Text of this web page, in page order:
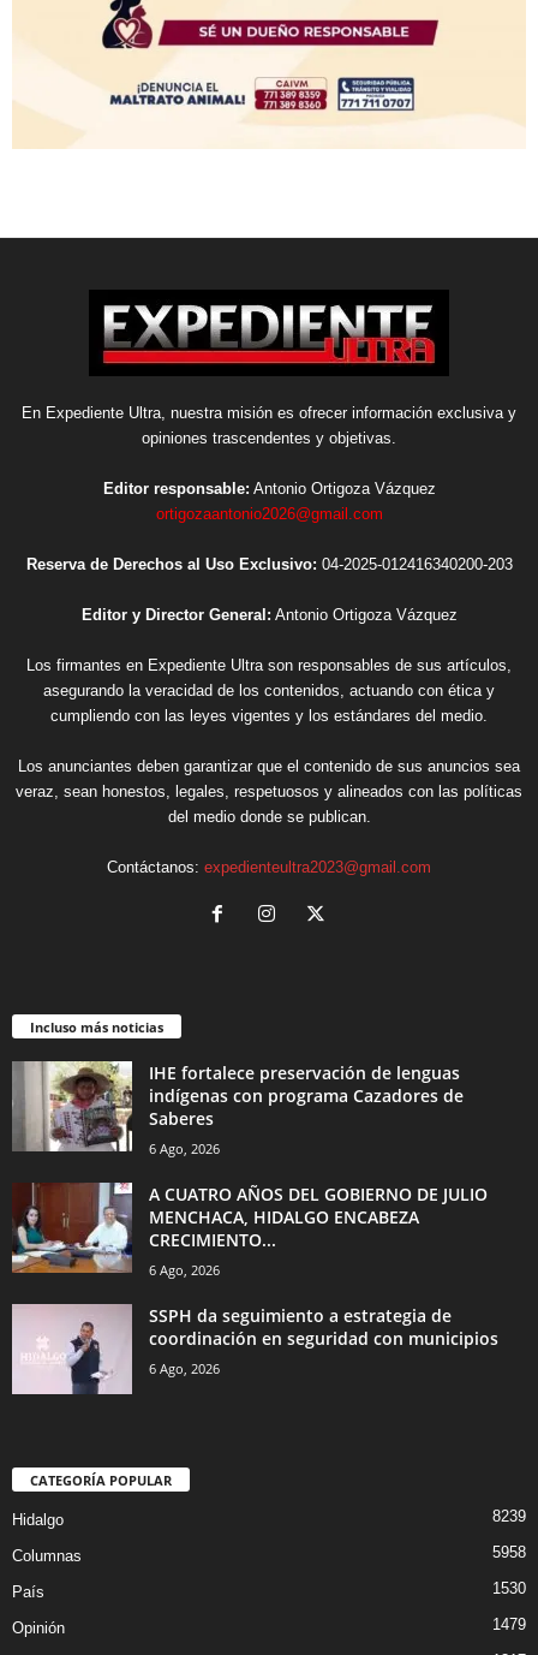
En Expediente Ultra, nuestra misión es ofrecer información exclusiva y
opiniones trascendentes y objetivas.
Editor responsable: Antonio Ortigoza Vázquez
ortigozaantonio2026@gmail.com
Reserva de Derechos al Uso Exclusivo: 04-2025-012416340200-203
Editor y Director General: Antonio Ortigoza Vázquez
Los firmantes en Expediente Ultra son responsables de sus artículos,
asegurando la veracidad de los contenidos, actuando con ética y
cumpliendo con las leyes vigentes y los estándares del medio.
Los anunciantes deben garantizar que el contenido de sus anuncios sea
veraz, sean honestos, legales, respetuosos y alineados con las políticas
del medio donde se publican.
Contáctanos: expedienteultra2023@gmail.com
Incluso más noticias
IHE fortalece preservación de lenguas
indígenas con programa Cazadores de
Saberes
6 Ago, 2026
A CUATRO AÑOS DEL GOBIERNO DE JULIO
MENCHACA, HIDALGO ENCABEZA
CRECIMIENTO...
6 Ago, 2026
SSPH da seguimiento a estrategia de
coordinación en seguridad con municipios
6 Ago, 2026
CATEGORÍA POPULAR
Hidalgo 8239
Columnas 5958
País 1530
Opinión 1479